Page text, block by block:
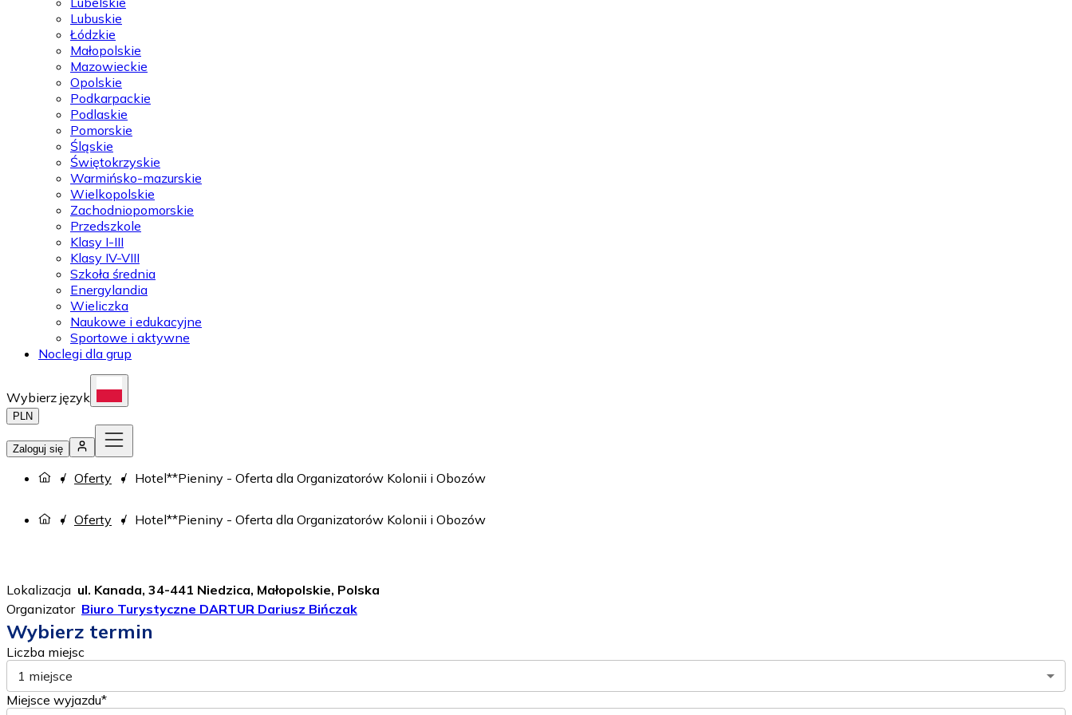
Lubuskie
Łódzkie
Małopolskie
Mazowieckie
Opolskie
Podkarpackie
Podlaskie
Pomorskie
Śląskie
Świętokrzyskie
Warmińsko-mazurskie
Wielkopolskie
Zachodniopomorskie
Przedszkole
Klasy I-III
Klasy IV-VIII
Szkoła średnia
Energylandia
Wieliczka
Naukowe i edukacyjne
Sportowe i aktywne
Noclegi dla grup
Wybierz język
PLN
Zaloguj się
Oferty Hotel**Pieniny - Oferta dla Organizatorów Kolonii i Obozów
Oferty Hotel**Pieniny - Oferta dla Organizatorów Kolonii i Obozów
Lokalizacja ul. Kanada, 34-441 Niedzica, Małopolskie, Polska
Organizator Biuro Turystyczne DARTUR Dariusz Bińczak
Wybierz termin
Liczba miejsc
1 miejsce
Miejsce wyjazdu*